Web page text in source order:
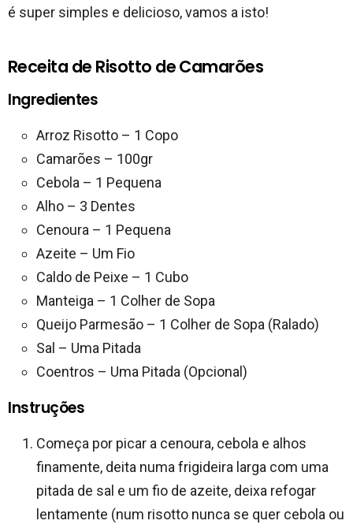
é super simples e delicioso, vamos a isto!
Receita de Risotto de Camarões
Ingredientes
Arroz Risotto – 1 Copo
Camarões – 100gr
Cebola – 1 Pequena
Alho – 3 Dentes
Cenoura – 1 Pequena
Azeite – Um Fio
Caldo de Peixe – 1 Cubo
Manteiga – 1 Colher de Sopa
Queijo Parmesão – 1 Colher de Sopa (Ralado)
Sal – Uma Pitada
Coentros – Uma Pitada (Opcional)
Instruções
Começa por picar a cenoura, cebola e alhos
finamente, deita numa frigideira larga com uma
pitada de sal e um fio de azeite, deixa refogar
lentamente (num risotto nunca se quer cebola ou